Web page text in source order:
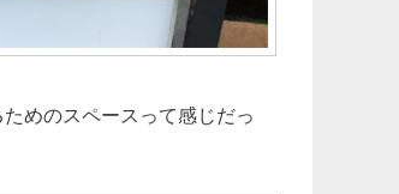
めのスペースって感じだっ